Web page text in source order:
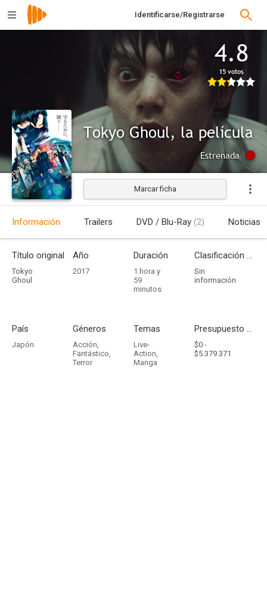
Identificarse/Registrarse
4.8
15 votos
Tokyo Ghoul, la película
Estrenada
Marcar ficha
Información Trailers DVD / Blu-Ray (2) Noticias
Título original
Tokyo
Ghoul
Año
2017
Duración
1 hora y
59
minutos
Clasificación por edades
Sin
información
País
Japón
Géneros
Acción,
Fantástico,
Terror
Temas
Live-
Action,
Manga
Presupuesto - Ingresos
$0 -
$5.379.371